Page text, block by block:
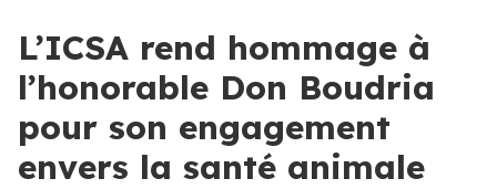
L’ICSA rend hommage à
l’honorable Don Boudria
pour son engagement
envers la santé animale